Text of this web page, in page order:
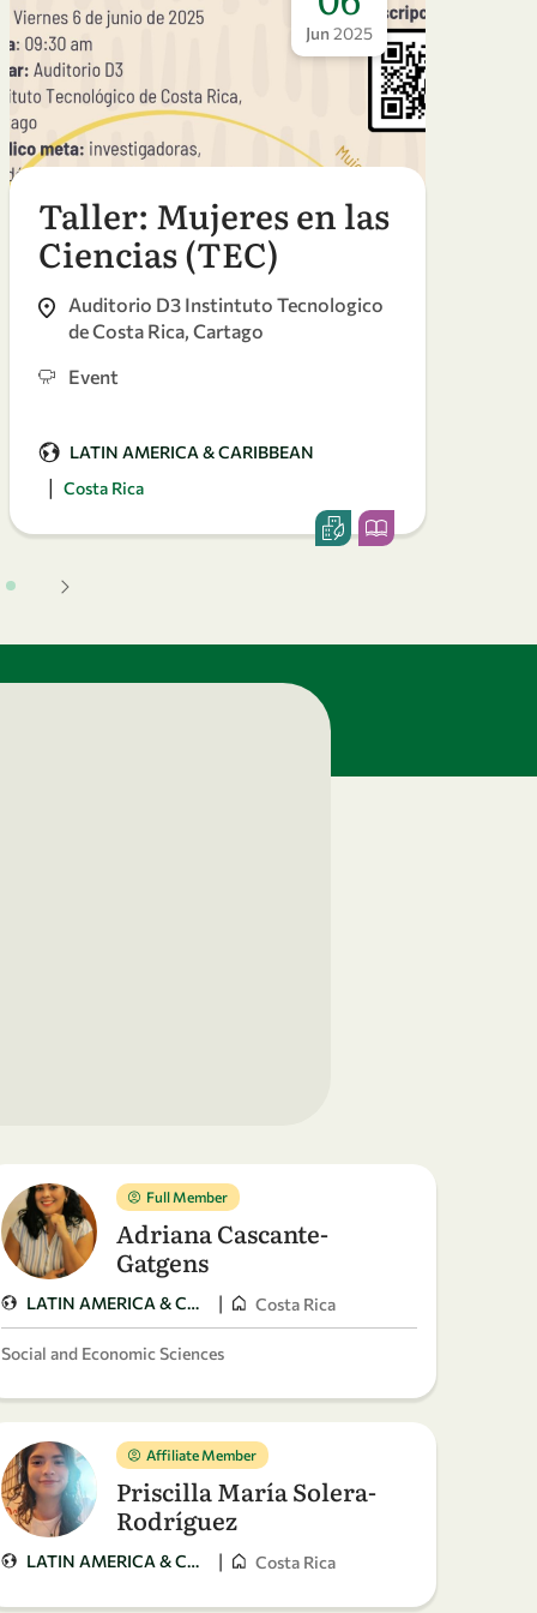
Jun 2025
Taller: Mujeres en las
Ciencias (TEC)
Auditorio D3 Instintuto Tecnologico
de Costa Rica, Cartago
Event
LATIN AMERICA & CARIBBEAN
| Costa Rica
Full Member
Adriana Cascante-
Gatgens
LATIN AMERICA & CARIBBEAN | Costa Rica
Social and Economic Sciences
Affiliate Member
Priscilla María Solera-
Rodríguez
LATIN AMERICA & CARIBBEAN | Costa Rica